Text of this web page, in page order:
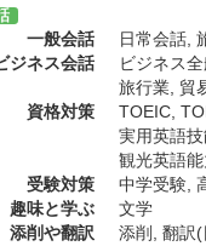
一般会話 日常会話,
ジネス会話
ビジネス
旅行業, 貿
資格対策
TOEIC,
実用英語技
観光英語
受験対策
中学受験,
趣味と学ぶ
文学
添削や翻訳
添削
翻訳